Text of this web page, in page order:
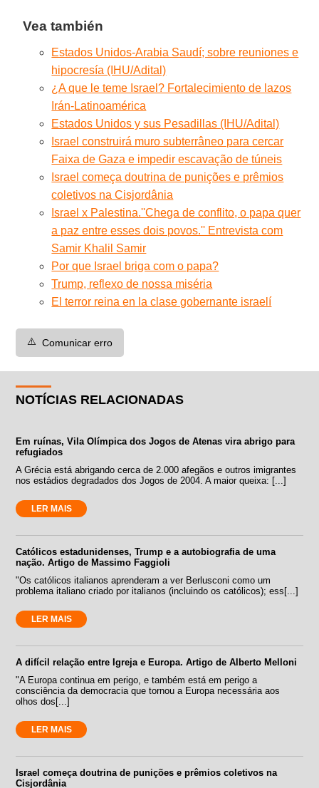
Vea también
Estados Unidos-Arabia Saudí; sobre reuniones e
hipocresía (IHU/Adital)
¿A que le teme Israel? Fortalecimiento de lazos
Irán-Latinoamérica
Estados Unidos y sus Pesadillas (IHU/Adital)
Israel construirá muro subterrâneo para cercar
Faixa de Gaza e impedir escavação de túneis
Israel começa doutrina de punições e prêmios
coletivos na Cisjordânia
Israel x Palestina.''Chega de conflito, o papa quer
a paz entre esses dois povos.'' Entrevista com
Samir Khalil Samir
Por que Israel briga com o papa?
Trump, reflexo de nossa miséria
El terror reina en la clase gobernante israelí
⚠️ Comunicar erro
NOTÍCIAS RELACIONADAS
Em ruínas, Vila Olímpica dos Jogos de Atenas vira abrigo para
refugiados
A Grécia está abrigando cerca de 2.000 afegãos e outros imigrantes
nos estádios degradados dos Jogos de 2004. A maior queixa: [...]
LER MAIS
Católicos estadunidenses, Trump e a autobiografia de uma
nação. Artigo de Massimo Faggioli
"Os católicos italianos aprenderam a ver Berlusconi como um
problema italiano criado por italianos (incluindo os católicos); ess[...]
LER MAIS
A difícil relação entre Igreja e Europa. Artigo de Alberto Melloni
"A Europa continua em perigo, e também está em perigo a
consciência da democracia que tornou a Europa necessária aos
olhos dos[...]
LER MAIS
Israel começa doutrina de punições e prêmios coletivos na
Cisjordânia